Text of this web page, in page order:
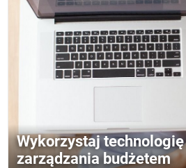
Wykorzystaj
zarządzania budżetem